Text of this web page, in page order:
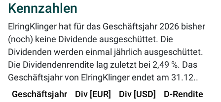
Kennzahlen
ElringKlinger hat für das Geschäftsjahr 2026 bisher
(noch) keine Dividende ausgeschüttet. Die
Dividenden werden einmal jährlich ausgeschüttet.
Die Dividendenrendite lag zuletzt bei 2,49 %. Das
Geschäftsjahr von ElringKlinger endet am 31.12..
Geschäftsjahr
Div [EUR] Div [USD] D-Rendite